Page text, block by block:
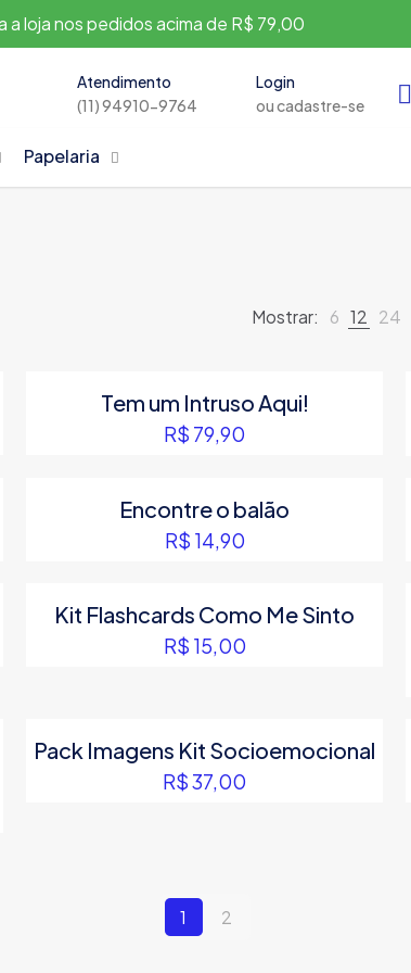
a loja nos pedidos acima de R$ 79,00
Atendimento
(11) 94910-9764
Login
ou cadastre-se
Papelaria
Mostrar: 6 12 24
Tem um Intruso Aqui!
R$ 79,90
Encontre o balão
R$ 14,90
Kit Flashcards Como Me Sinto
R$ 15,00
Pack Imagens Kit Socioemocional
R$37,00
1 2